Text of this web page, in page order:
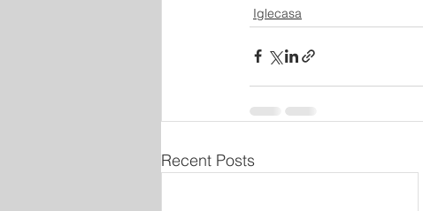
Iglecasa
Recent Posts